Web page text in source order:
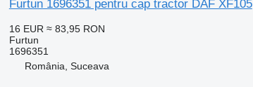
Furtun 1696351 pentru cap tractor DAF XF105
16 EUR ≈ 83,95 RON
Furtun
1696351
România, Suceava